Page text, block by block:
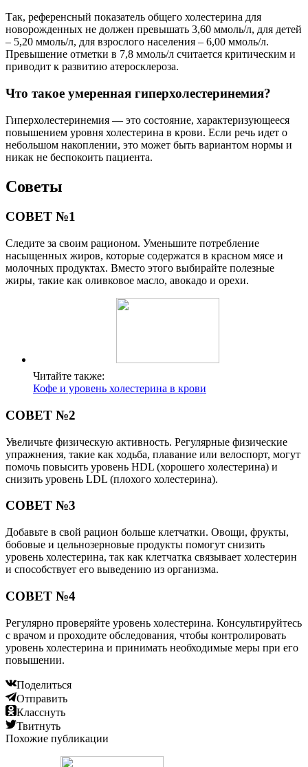
Так, референсный показатель общего холестерина для
новорожденных не должен превышать 3,60 ммоль/л, для детей
– 5,20 ммоль/л, для взрослого населения – 6,00 ммоль/л.
Превышение отметки в 7,8 ммоль/л считается критическим и
приводит к развитию атеросклероза.
Что такое умеренная гиперхолестеринемия?
Гиперхолестеринемия — это состояние, характеризующееся
повышением уровня холестерина в крови. Если речь идет о
небольшом накоплении, это может быть вариантом нормы и
никак не беспокоить пациента.
Советы
СОВЕТ №1
Следите за своим рационом. Уменьшите потребление
насыщенных жиров, которые содержатся в красном мясе и
молочных продуктах. Вместо этого выбирайте полезные
жиры, такие как оливковое масло, авокадо и орехи.
Читайте также:
Кофе и уровень холестерина в крови
СОВЕТ №2
Увеличьте физическую активность. Регулярные физические
упражнения, такие как ходьба, плавание или велоспорт, могут
помочь повысить уровень HDL (хорошего холестерина) и
снизить уровень LDL (плохого холестерина).
СОВЕТ №3
Добавьте в свой рацион больше клетчатки. Овощи, фрукты,
бобовые и цельнозерновые продукты помогут снизить
уровень холестерина, так как клетчатка связывает холестерин
и способствует его выведению из организма.
СОВЕТ №4
Регулярно проверяйте уровень холестерина. Консультируйтесь
с врачом и проходите обследования, чтобы контролировать
уровень холестерина и принимать необходимые меры при его
повышении.
Поделиться
Отправить
Класснуть
Твитнуть
Похожие публикации